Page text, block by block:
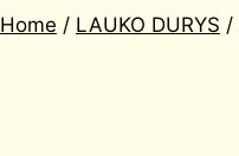
Home / LAUKO DURYS /